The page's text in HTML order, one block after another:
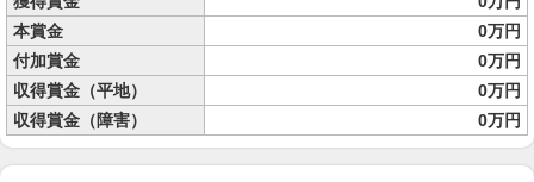
本賞金
0万円
付加賞金
0万円
収得賞金（平地）
0万円
収得賞金（障害）
0万円